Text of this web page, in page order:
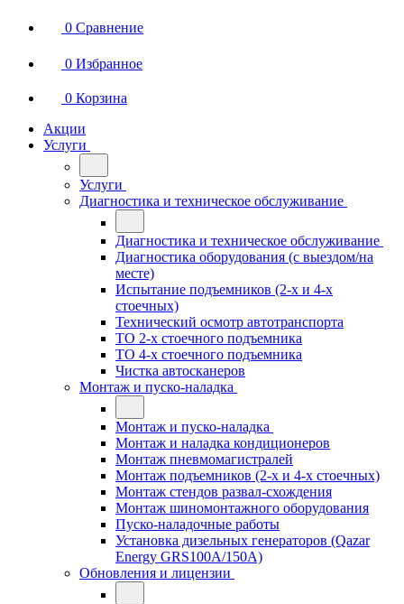
0 Сравнение
0 Избранное
0 Корзина
Акции
Услуги
Услуги
Диагностика и техническое обслуживание
Диагностика и техническое обслуживание
Диагностика оборудования (с выездом/на
месте)
Испытание подъемников (2-х и 4-х
стоечных)
Технический осмотр автотранспорта
ТО 2-х стоечного подъемника
ТО 4-х стоечного подъемника
Чистка автосканеров
Монтаж и пуско-наладка
Монтаж и пуско-наладка
Монтаж и наладка кондиционеров
Монтаж пневмомагистралей
Монтаж подъемников (2-х и 4-х стоечных)
Монтаж стендов развал-схождения
Монтаж шиномонтажного оборудования
Пуско-наладочные работы
Установка дизельных генераторов (Qazar
Energy GRS100A/150A)
Обновления и лицензии